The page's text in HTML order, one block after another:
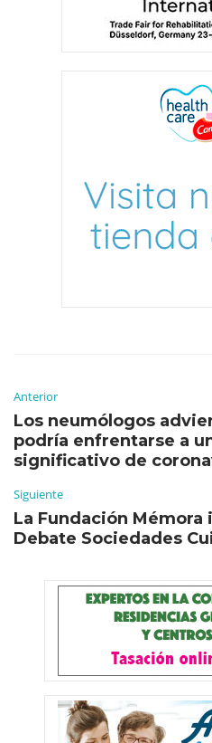
Anterior
Los neumólogos
podría enfrentarse a
significativo de
Siguiente
La Fundación Mémora
Debate Sociedades